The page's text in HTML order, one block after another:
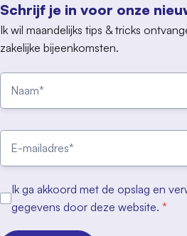
Schrijf je in voor onze
Ik wil maandelijks tips & tricks
zakelijke bijeenkomsten.
Ik ga akkoord met de opslag en
gegevens door deze website. *